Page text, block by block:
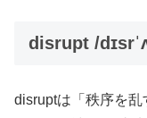
disrupt /
disruptは「秩序を乱